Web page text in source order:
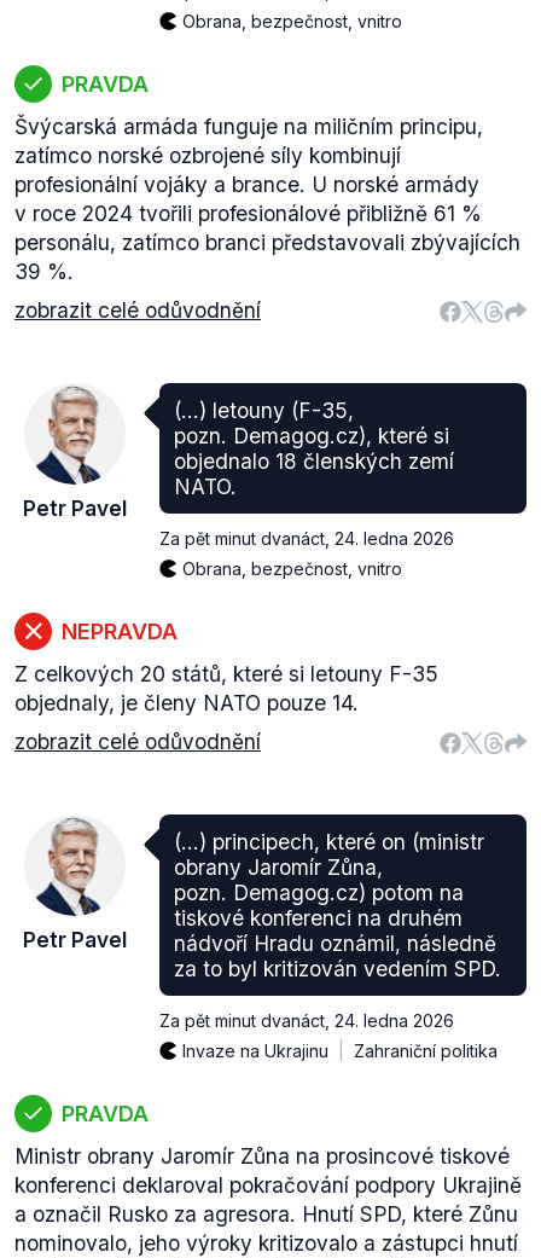
Obrana, bezpečnost, vnitro
PRAVDA
Švýcarská armáda funguje na miličním principu,
zatímco norské ozbrojené síly kombinují
profesionální vojáky a brance. U norské armády
v roce 2024 tvořili profesionálové přibližně 61 %
personálu, zatímco branci představovali zbývajících
39 %.
zobrazit celé odůvodnění
Petr Pavel
(…) letouny (F-35,
pozn. Demagog.cz), které si
objednalo 18 členských zemí
NATO.
Za pět minut dvanáct 24. ledna 2026
Obrana, bezpečnost, vnitro
NEPRAVDA
Z celkových 20 států, které si letouny F-35
objednaly, je členy NATO pouze 14.
zobrazit celé odůvodnění
Petr Pavel
(...) principech, které on (ministr
obrany Jaromír Zůna,
pozn. Demagog.cz) potom na
tiskové konferenci na druhém
nádvoří Hradu oznámil, následně
za to byl kritizován vedením SPD.
Za pět minut dvanáct 24. ledna 2026
Invaze na Ukrajinu
Zahraniční politika
PRAVDA
Ministr obrany Jaromír Zůna na prosincové tiskové
konferenci deklaroval pokračování podpory Ukrajině
a označil Rusko za agresora. Hnutí SPD, které Zůnu
nominovalo, jeho výroky kritizovalo a zástupci hnutí